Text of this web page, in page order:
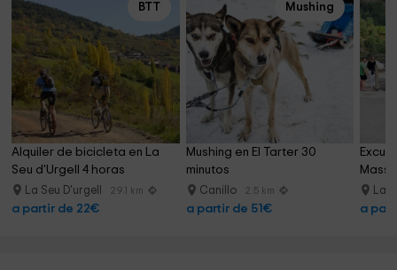
BTT
Alquiler de bicicleta en La
Seu d'Urgell 4 horas
La Seu D'urgell 29.1 km
a partir de 22€
Mushing
Mushing en El Tarter 30
minutos
Canillo 2.5 km
a partir de 51€
La
a